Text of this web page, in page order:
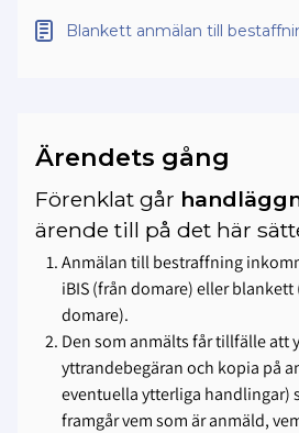
Blankett anmälan till
Ärendets gång
Förenklat går
ärende till på det här
Anmälan till bestraffning
iBIS (från domare) eller
domare).
Den som anmälts får tillfälle att
yttrandebegäran och kopia på
eventuella ytterliga handlingar)
framgår vem som är anmäld,